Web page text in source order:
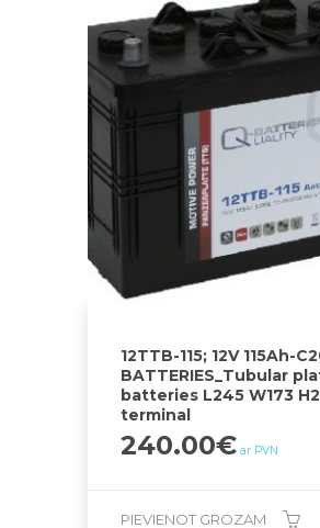
12TTB-115; 12V 115Ah-
BATTERIES_Tubular
batteries L245 W173
terminal
240.00€ ar PVN
PIEVIENOT GROZAM